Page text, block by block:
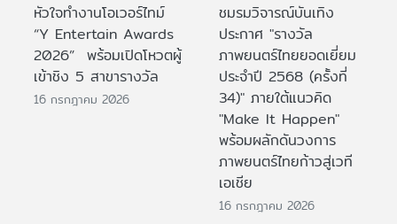
หัวใจทำงานโอเวอร์ไทม์
“Y Entertain Awards
2026” พร้อมเปิดโหวตผู้
เข้าชิง 5 สาขารางวัล
16 กรกฎาคม 2026
ชมรมวิจารณ์บันเทิง
ประกาศ "รางวัล
ภาพยนตร์ไทยยอดเยี่ยม
ประจําปี 2568 (ครั้งที่
34)" ภายใต้แนวคิด
"Make It Happen"
พร้อมผลักดันวงการ
ภาพยนตร์ไทยก้าวสู่เวที
เอเชีย
16 กรกฎาคม 2026